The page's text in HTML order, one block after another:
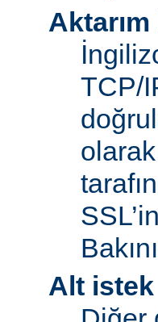
TCP/
Alt istek